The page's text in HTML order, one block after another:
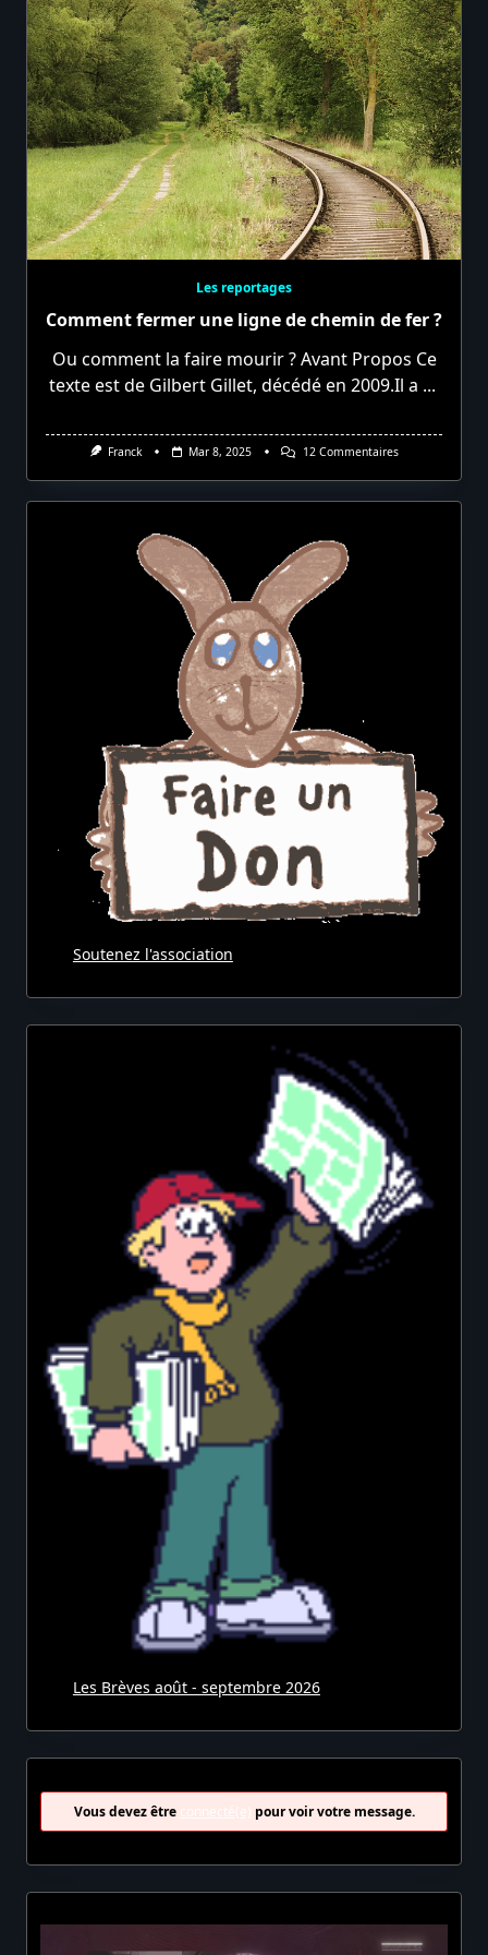
Les reportages
Comment fermer une ligne de chemin de fer ?
Ou comment la faire mourir ? Avant Propos Ce
texte est de Gilbert Gillet, décédé en 2009.Il a ...
Franck Mar 8, 2025 12 CommentairesSur
Fermer
Une
Soutenez l'association
Les Brèves août - septembre 2026
Vous devez être pour voir votre message.